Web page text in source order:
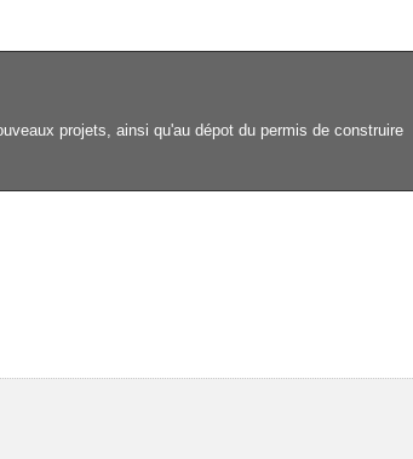
projets, ainsi qu'au dépot du permis de construire